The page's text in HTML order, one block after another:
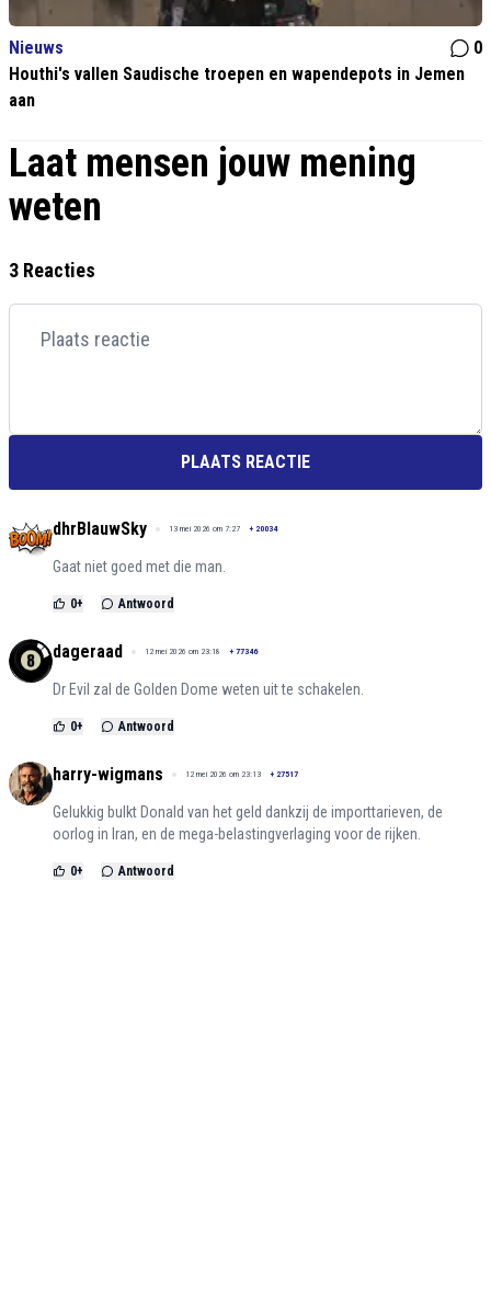
Nieuws
0
Houthi's vallen Saudische troepen en wapendepots in Jemen
aan
Laat mensen jouw mening
weten
3 Reacties
PLAATS REACTIE
dhrBlauwSky 13 mei 2026 om 7:27 + 20034
Gaat niet goed met die man.
0+ Antwoord
dageraad 12 mei 2026 om 23:18 + 77346
Dr Evil zal de Golden Dome weten uit te schakelen.
0+ Antwoord
harry-wigmans 12 mei 2026 om 23:13 + 27517
Gelukkig bulkt Donald van het geld dankzij de importtarieven, de
oorlog in Iran, en de mega-belastingverlaging voor de rijken.
0+ Antwoord